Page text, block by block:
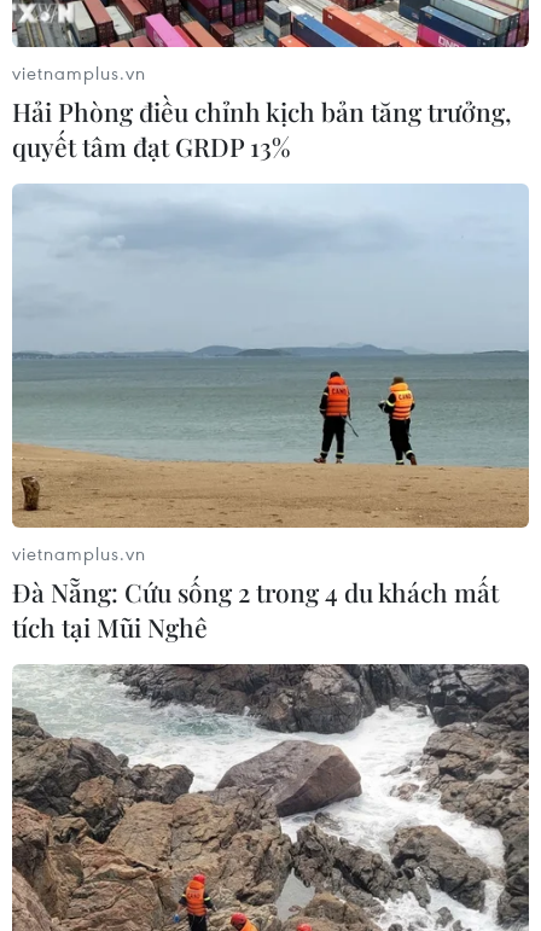
TIN CÙNG CHUYÊN MỤC
Quảng Trị: Mưa lớn gây ngập cục bộ,
tiềm ẩn nguy cơ lũ quét, sạt lở đất
09/08/2026 09:37
Từ 10-11/8, Bắc Bộ và Trung Bộ có
nơi nắng nóng gay gắt trên 37 độ C
09/08/2026 07:57
vietnamplus.vn
Hải Phòng điều chỉnh kịch bản tăng trưởng,
quyết tâm đạt GRDP 13%
vietnamplus.vn
Đà Nẵng: Cứu sống 2 trong 4 du khách mất
tích tại Mũi Nghê